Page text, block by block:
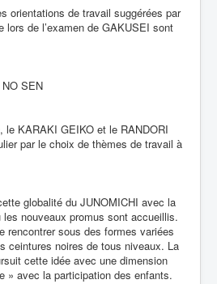
orientations de travail suggérées par
lors de l’examen de GAKUSEI sont
SEN
le KARAKI GEIKO et le RANDORI
par le choix de thèmes de travail à
globalité du JUNOMICHI avec la
nouveaux promus sont accueillis.
rencontrer sous des formes variées
ceintures noires de tous niveaux. La
cette idée avec une dimension
» avec la participation des enfants.